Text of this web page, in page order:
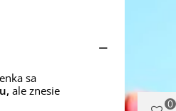
sa
ale znesie
0